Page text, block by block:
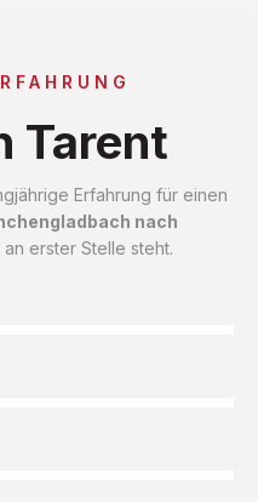
Tarent
Erfahrung für einen
nach
an erster Stelle steht.